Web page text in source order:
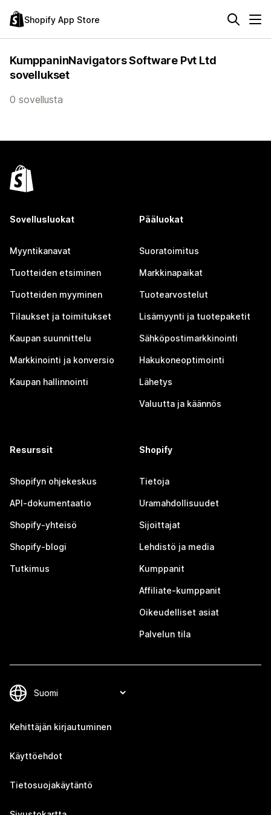
Shopify App Store
KumppaninNavigators Software Pvt Ltd
sovellukset
0 sovellusta
Sovellusluokat
Myyntikanavat
Tuotteiden etsiminen
Tuotteiden myyminen
Tilaukset ja toimitukset
Kaupan suunnittelu
Markkinointi ja konversio
Kaupan hallinnointi
Pääluokat
Suoratoimitus
Markkinapaikat
Tuotearvostelut
Lisämyynti ja tuotepaketit
Sähköpostimarkkinointi
Hakukoneoptimointi
Lähetys
Valuutta ja käännös
Resurssit
Shopifyn ohjekeskus
API-dokumentaatio
Shopify-yhteisö
Shopify-blogi
Tutkimus
Shopify
Tietoja
Uramahdollisuudet
Sijoittajat
Lehdistö ja media
Kumppanit
Affiliate-kumppanit
Oikeudelliset asiat
Palvelun tila
Kehittäjän kirjautuminen
Käyttöehdot
Tietosuojakäytäntö